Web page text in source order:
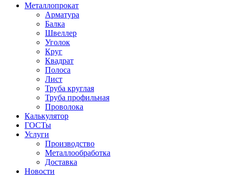
Металлопрокат
Арматура
Балка
Швеллер
Уголок
Круг
Квадрат
Полоса
Лист
Труба круглая
Труба профильная
Проволока
Калькулятор
ГОСТы
Услуги
Производство
Металлообработка
Доставка
Новости